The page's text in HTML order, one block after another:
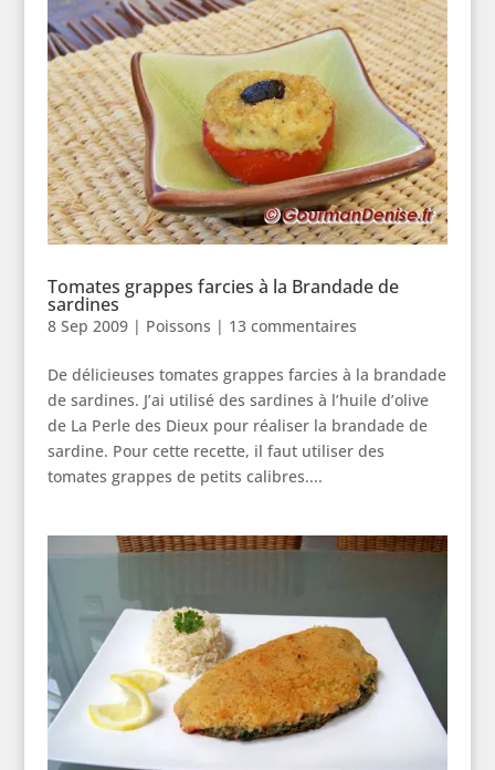
Tomates grappes farcies à la Brandade de
sardines
8 Sep 2009| Poissons | 13 commentaires
De délicieuses tomates grappes farcies à la brandade
de sardines. J’ai utilisé des sardines à l’huile d’olive
de La Perle des Dieux pour réaliser la brandade de
sardine. Pour cette recette, il faut utiliser des
tomates grappes de petits calibres....